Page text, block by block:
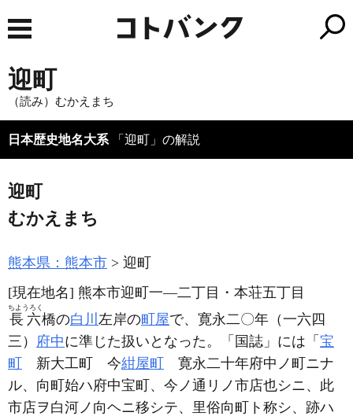
迎町
（読み）むかえまち
日本歴史地名大系 「迎町」の解説
迎町
むかえまち
熊本県：熊本市
迎町
[現在地名] 熊本市迎町一―二丁目・本荘五丁目
長六
ちようろく
橋の白川 左岸の町屋で、寛永二〇年 （一六四
三） 府中に準じた扱いとなった。「国誌」には「 宝
町
新大工町 今紺屋町
寛永二十年府中ノ町ニナ
ル、向町始ハ府中宝町、今ノ通リノ市店也シニ、此
市店ヲ白河ノ向ヘニ移シテ、里俗向町ト称シ、跡ハ